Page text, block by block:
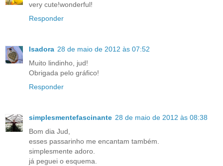
very cute!wonderful!
Responder
Isadora 28 de maio de 2012 às 07:52
Muito lindinho, jud!
Obrigada pelo gráfico!
Responder
simplesmentefascinante 28 de maio de 2012 às 08:38
Bom dia Jud,
esses passarinho me encantam também.
simplesmente adoro.
já peguei o esquema.